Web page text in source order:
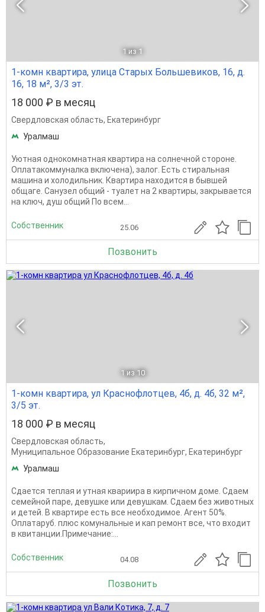
1 из 1
1-комн квартира, улица Старых Большевиков, 16, д.
16, 18 м², 3/3 эт.
18 000 ₽ в месяц
Свердловская область, Екатеринбург
Уралмаш
Уютная однокомнатная квартира на солнечной стороне.
Оплатакоммуналка включена), залог. Есть стиральная
машина и холодильник. Квартира находится в бывшей
общаге. Санузел общий - туалет на 2 квартиры, закрывается
на ключ, душ общий По всем...
Собственник 25.06
Позвонить
1 из 10
1-комн квартира, ул Краснофлотцев, 4б, д. 4б, 32 м²,
3/5 эт.
18 000 ₽ в месяц
Свердловская область,
Муниципальное Образование Екатеринбург, Екатеринбург
Уралмаш
Сдается теплая и утная квариира в кирпичном доме. Сдаем
семейной паре, девушке или девушкам. Сдаем без животных
и детей. В квартире есть все необходимое. Агент 50%.
Оплатаруб. плюс комунальные и кап ремонт все, что входит
в квитанции.Примечание:...
Собственник 04.08
Позвонить